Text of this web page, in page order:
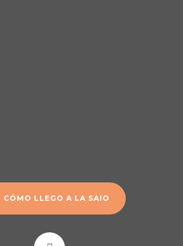
CÓMO LLEGO A LA SAIO